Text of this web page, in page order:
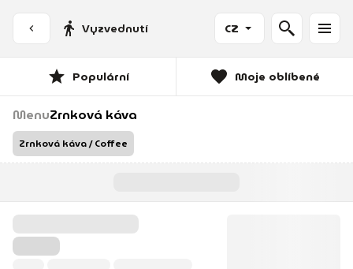
Vyzvednutí CZ
Populární Moje oblíbené
MenuZrnková káva
Zrnková káva / Coffee